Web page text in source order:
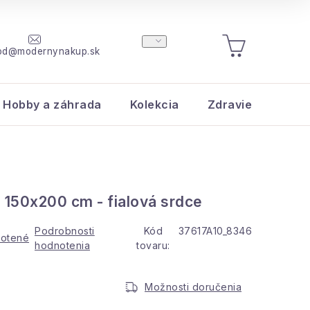
NÁKUPNÝ
KOŠÍK
Hobby a záhrada Kolekcia Zdravie a krása
cm - fialová srdce
Podrobnosti
hodnotenia
Kód
tovaru:
37617A10_8346
Možnosti doručenia